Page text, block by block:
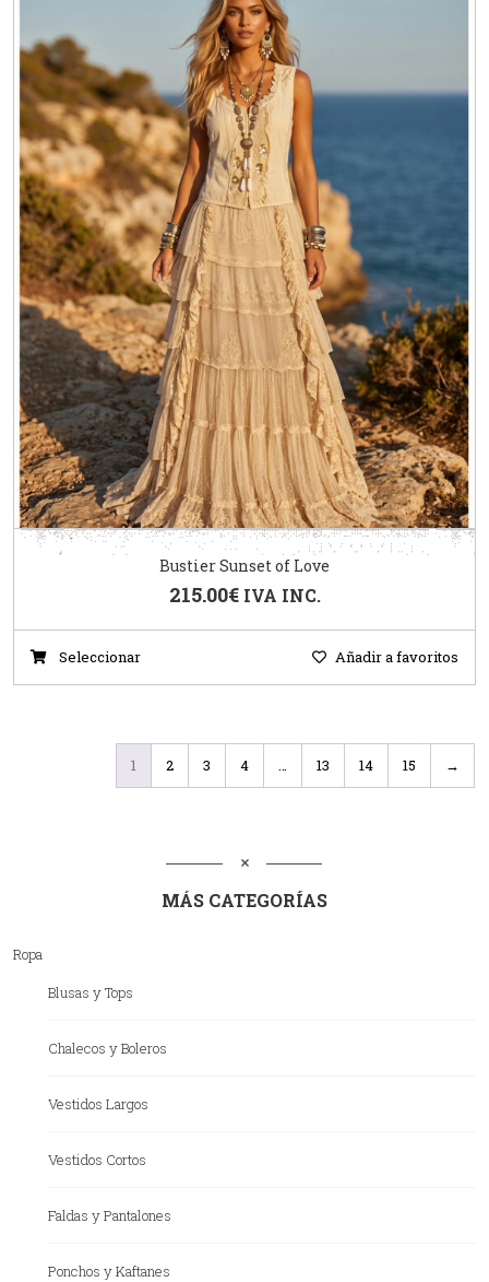
Bustier Sunset of Love
215.00€ IVA INC.
Seleccionar Añadir a favoritos
1 2 3 4 … 13 14 15 →
MÁS CATEGORÍAS
Ropa
Blusas y Tops
Chalecos y Boleros
Vestidos Largos
Vestidos Cortos
Faldas y Pantalones
Ponchos y Kaftanes